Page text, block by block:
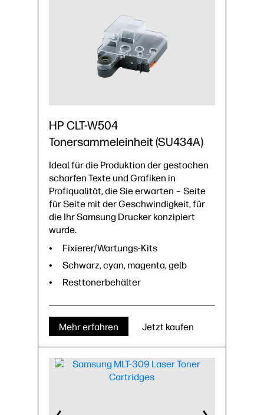
HP CLT-W504
Tonersammeleinheit (SU434A)
Ideal für die Produktion der gestochen
scharfen Texte und Grafiken in
Profiqualität, die Sie erwarten – Seite
für Seite mit der Geschwindigkeit, für
die Ihr Samsung Drucker konzipiert
wurde.
Fixierer/Wartungs-Kits
Schwarz, cyan, magenta, gelb
Resttonerbehälter
Mehr erfahren Jetzt kaufen